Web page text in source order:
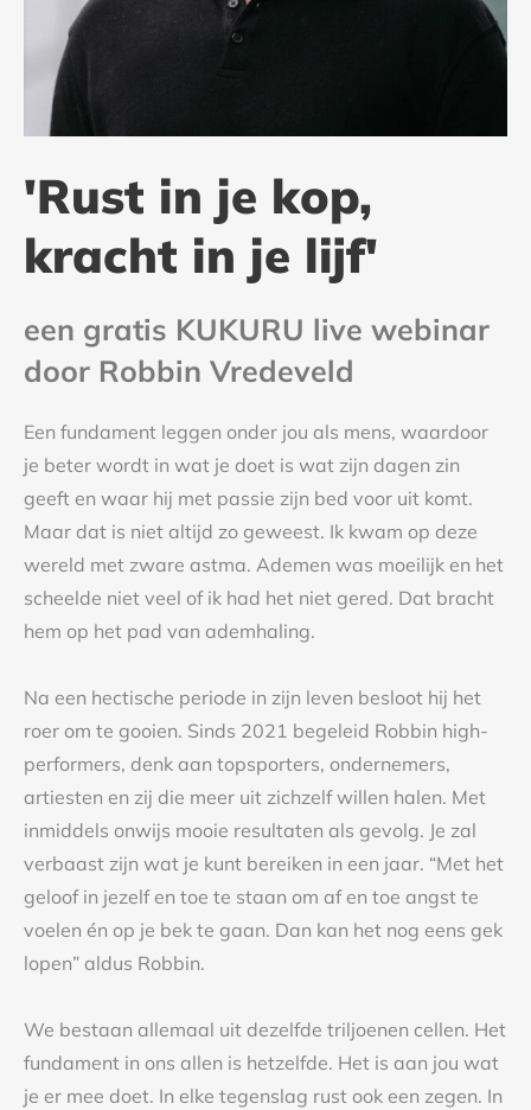
'Rust in je kop,
kracht in je lijf'
een gratis KUKURU live webinar
door Robbin Vredeveld
Een fundament leggen onder jou als mens, waardoor
je beter wordt in wat je doet is wat zijn dagen zin
geeft en waar hij met passie zijn bed voor uit komt.
Maar dat is niet altijd zo geweest. Ik kwam op deze
wereld met zware astma. Ademen was moeilijk en het
scheelde niet veel of ik had het niet gered. Dat bracht
hem op het pad van ademhaling.
Na een hectische periode in zijn leven besloot hij het
roer om te gooien. Sinds 2021 begeleid Robbin high-
performers, denk aan topsporters, ondernemers,
artiesten en zij die meer uit zichzelf willen halen. Met
inmiddels onwijs mooie resultaten als gevolg. Je zal
verbaast zijn wat je kunt bereiken in een jaar. “Met het
geloof in jezelf en toe te staan om af en toe angst te
voelen én op je bek te gaan. Dan kan het nog eens gek
lopen” aldus Robbin.
We bestaan allemaal uit dezelfde triljoenen cellen. Het
fundament in ons allen is hetzelfde. Het is aan jou wat
je er mee doet. In elke tegenslag rust ook een zegen. In